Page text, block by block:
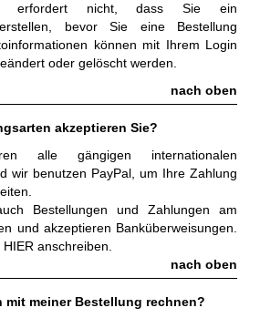
erfordert nicht, dass Sie ein
bevor Sie eine Bestellung
können mit Ihrem Login
oder gelöscht werden.
nach oben
akzeptieren Sie?
alle gängigen internationalen
wir benutzen PayPal, um Ihre Zahlung
Bestellungen und Zahlungen am
und akzeptieren Banküberweisungen.
anschreiben.
nach oben
mit meiner Bestellung rechnen?